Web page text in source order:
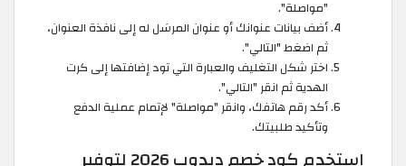
"مواصلة".
أضف بيانات عنوانك أو عنوان المرسَل له إلى نافذة العنوان،
ثم اضغط "التالي".
اختر شكل التغليف والعبارة التي تود إضافتها إلى كرت
الهدية ثم انقر "التالي".
أكد رقم هاتفك، وانقر "مواصلة" لإتمام عملية الدفع
وتأكيد طلبيتك.